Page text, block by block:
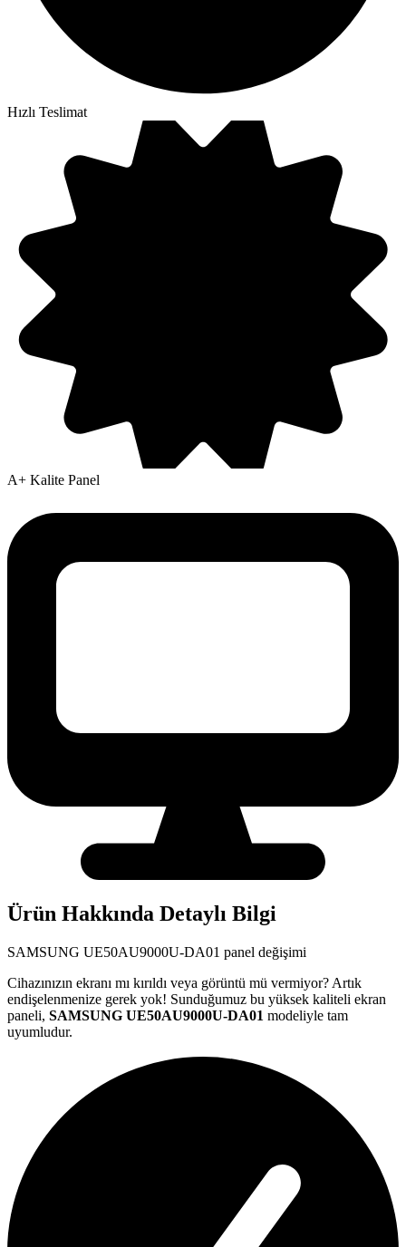
Hızlı Teslimat
A+ Kalite Panel
Ürün Hakkında Detaylı Bilgi
SAMSUNG UE50AU9000U-DA01 panel değişimi
Cihazınızın ekranı mı kırıldı veya görüntü mü vermiyor? Artık
endişelenmenize gerek yok! Sunduğumuz bu yüksek kaliteli ekran
paneli, SAMSUNG UE50AU9000U-DA01 modeliyle tam
uyumludur.